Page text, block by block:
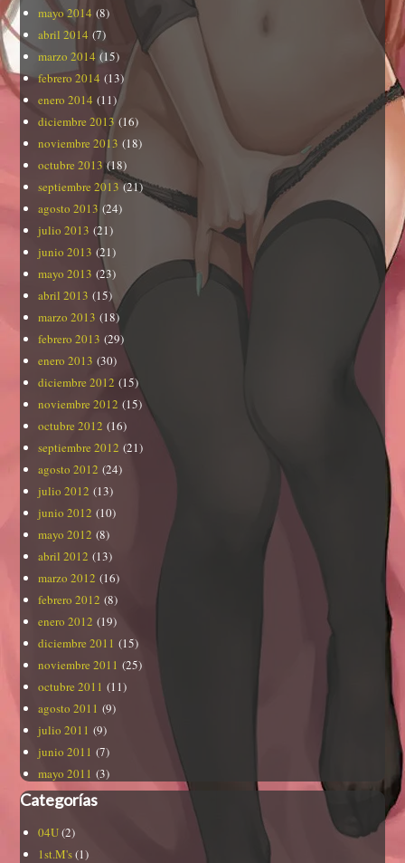
mayo 2014 (8)
abril 2014 (7)
marzo 2014 (15)
febrero 2014 (13)
enero 2014 (11)
diciembre 2013 (16)
noviembre 2013 (18)
octubre 2013(18)
septiembre 2013(21)
agosto 2013 (24)
julio 2013 (21)
junio 2013 (21)
mayo 2013 (23)
abril 2013 (15)
marzo 2013 (18)
febrero 2013 (29)
enero 2013 (30)
diciembre 2012 (15)
noviembre 2012 (15)
octubre 2012 (16)
septiembre 2012 (21)
agosto 2012 (24)
julio 2012 (13)
junio 2012 (10)
mayo 2012 (8)
abril 2012 (13)
marzo 2012 (16)
febrero 2012 (8)
enero 2012 (19)
diciembre 2011 (15)
noviembre 2011 (25)
octubre 2011 (11)
agosto 2011 (9)
julio 2011 (9)
junio 2011 (7)
mayo 2011 (3)
Categorías
04U(2)
1st.M's(1)